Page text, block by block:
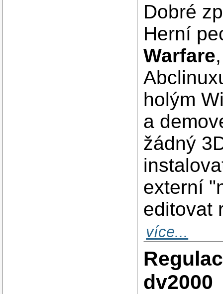
Dobré
Herní
Warfare
holým
a
žádný
externí
editovat
více...
dv2000